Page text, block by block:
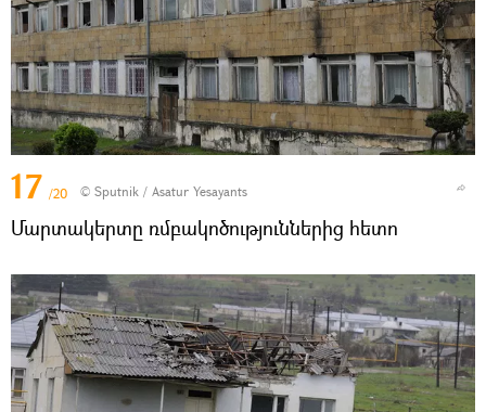
17 /20 © Sputnik / Asatur Yesayants
Մարտակերտը ռմբակոծություններից հետո